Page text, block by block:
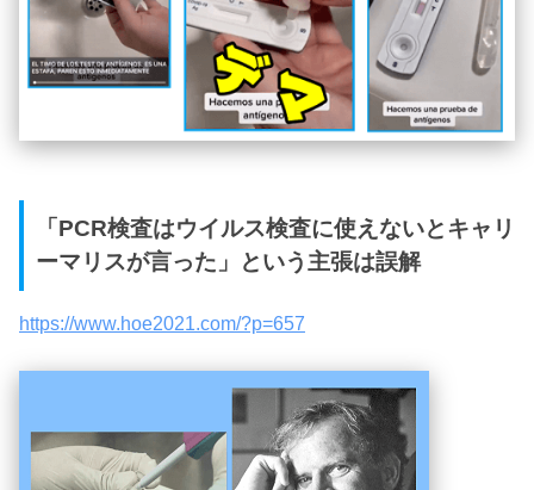
「PCR検査はウイルス検査に使えないとキャリ
ーマリスが言った」という主張は誤解
https://www.hoe2021.com/?p=657